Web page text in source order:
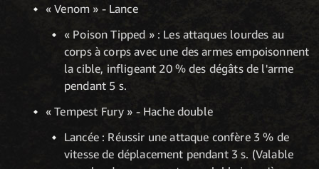
« Venom » - Lance
« Poison Tipped » : Les attaques lourdes au
corps à corps avec une des armes empoisonnent
la cible, infligeant 20 % des dégâts de l'arme
pendant 5 s.
« Tempest Fury » - Hache double
Lancée : Réussir une attaque confère 3 % de
vitesse de déplacement pendant 3 s. (Valable